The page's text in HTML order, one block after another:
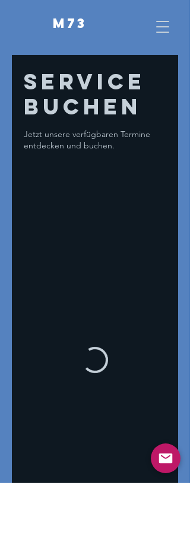
M73
Service
buchen
Jetzt unsere verfügbaren Termine
entdecken und buchen.